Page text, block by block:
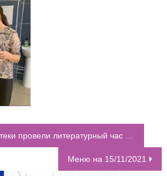
час “Ф. М. Достоевский и его наследие” для 5 “К” класса.
Меню на 15/11/2021